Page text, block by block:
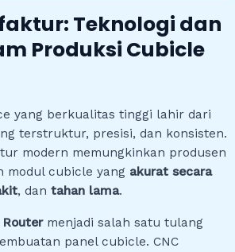
Teknologi dan
Produksi Cubicle
yang berkualitas tinggi lahir dari
terstruktur, presisi, dan konsisten.
modern memungkinkan produsen
modul cubicle yang akurat secara
, dan tahan lama.
Routermenjadi salah satu tulang
panel cubicle. CNC